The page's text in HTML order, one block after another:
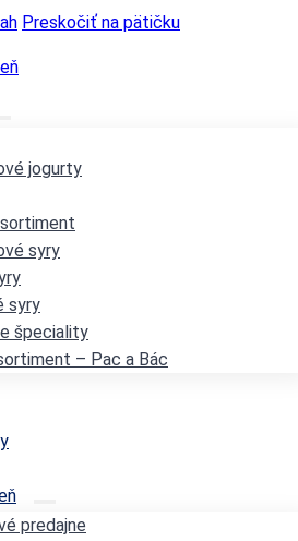
Preskočiť na pätičku
jogurty
syry
syry
špeciality
– Pac a Bác
predajne